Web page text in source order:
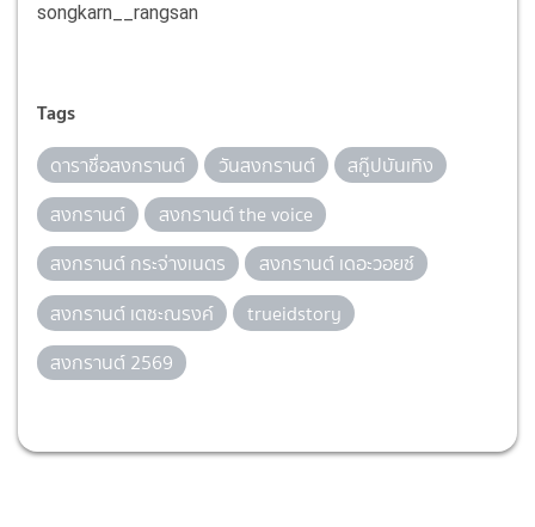
songkarn__rangsan
Tags
ดาราชื่อสงกรานต์ วันสงกรานต์
สกู๊ปบันเทิง
สงกรานต์
สงกรานต์ the voice
สงกรานต์ กระจ่างเนตร
สงกรานต์ เดอะวอยซ์
สงกรานต์ เตชะณรงค์
trueidstory
สงกรานต์ 2569